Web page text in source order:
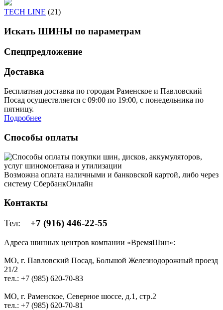
TECH LINE (21)
Искать ШИНЫ по параметрам
Спецпредложение
Доставка
Бесплатная доставка по городам Раменское и Павловский
Посад осуществляется с 09:00 по 19:00, с понедельника по
пятницу.
Подробнее
Способы оплаты
Возможна оплата наличными и банковской картой, либо через
систему СбербанкОнлайн
Контакты
Тел: +7 (916) 446-22-55
Адреса шинных центров компании «ВремяШин»:
МО, г. Павловский Посад, Большой Железнодорожный проезд
21/2
тел.: +7 (985) 620-70-83
МО, г. Раменское, Северное шоссе, д.1, стр.2
тел.: +7 (985) 620-70-81